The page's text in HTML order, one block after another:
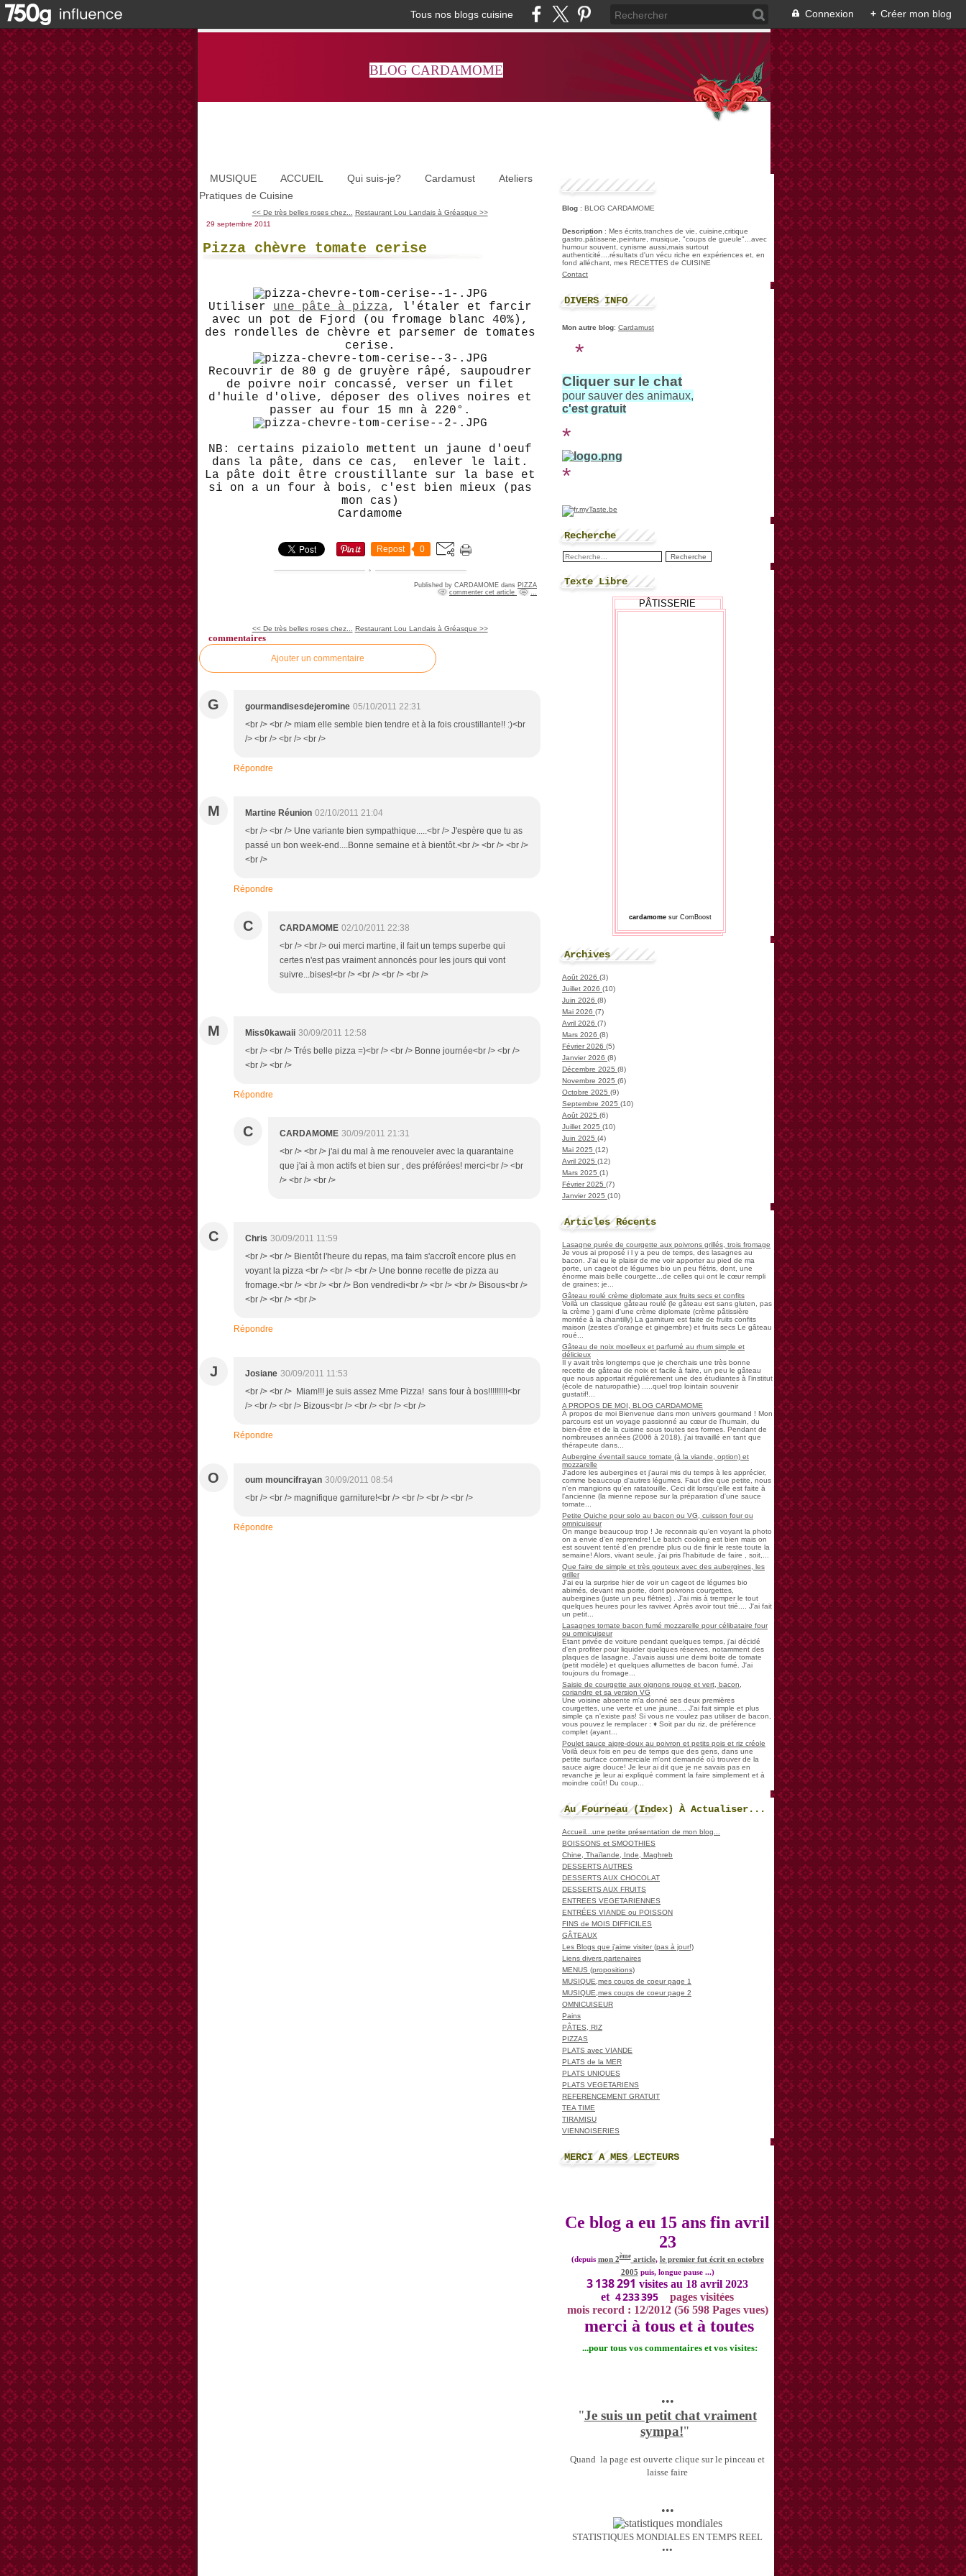
Tous nos blogs cuisine Connexion + Créer mon blog
BLOG CARDAMOME
MUSIQUE ACCUEIL Qui suis-je? Cardamust
Ateliers
Pratiques de Cuisine
<< De très belles roses chez...
Restaurant Lou Landais à Gréasque >>
29 septembre 2011
Pizza chèvre tomate cerise
Utiliser une pâte à pizza, l'étaler et farcir
avec un pot de Fjord (ou fromage blanc 40%),
des rondelles de chèvre et parsemer de tomates
cerise.
Recouvrir de 80 g de gruyère râpé, saupoudrer
de poivre noir concassé, verser un filet
d'huile d'olive, déposer des olives noires et
passer au four 15 mn à 220°.
NB: certains pizaiolo mettent un jaune d'oeuf
dans la pâte, dans ce cas, enlever le lait.
La pâte doit être croustillante sur la base et
si on a un four à bois, c'est bien mieux (pas
mon cas)
Cardamome
Repost 0
Published by CARDAMOME dans PIZZA
commenter cet article
…
<< De très belles roses chez... Restaurant Lou Landais à Gréasque >>
commentaires
Ajouter un commentaire
G gourmandisesdejeromine 05/10/2011 22:31
<br /> <br /> miam elle semble bien tendre et à la fois croustillante!! :)<br
/> <br /> <br /> <br />
Répondre
M Martine Réunion 02/10/2011 21:04
<br /> <br /> Une variante bien sympathique.....<br /> J'espère que tu as
passé un bon week-end....Bonne semaine et à bientôt.<br /> <br /> <br />
<br />
Répondre
C CARDAMOME 02/10/2011 22:38
<br /> <br /> oui merci martine, il fait un temps superbe qui
certes n'est pas vraiment annoncés pour les jours qui vont
suivre...bises!<br /> <br /> <br /> <br />
M Miss0kawaii 30/09/2011 12:58
<br /> <br /> Trés belle pizza =)<br /> <br /> Bonne journée<br /> <br />
<br /> <br />
Répondre
C CARDAMOME 30/09/2011 21:31
<br /> <br /> j'ai du mal à me renouveler avec la quarantaine
que j'ai à mon actifs et bien sur , des préférées! merci<br /> <br
/> <br /> <br />
C Chris 30/09/2011 11:59
<br /> <br /> Bientôt l'heure du repas, ma faim s'accroît encore plus en
voyant la pizza <br /> <br /> <br /> Une bonne recette de pizza au
fromage.<br /> <br /> <br /> Bon vendredi<br /> <br /> <br /> Bisous<br />
<br /> <br /> <br />
Répondre
J Josiane 30/09/2011 11:53
<br /> <br /> Miam!!! je suis assez Mme Pizza! sans four à bos!!!!!!!!!<br
/> <br /> <br /> Bizous<br /> <br /> <br /> <br />
Répondre
O oum mouncifrayan 30/09/2011 08:54
<br /> <br /> magnifique garniture!<br /> <br /> <br /> <br />
Répondre
Blog : BLOG CARDAMOME
Description : Mes écrits,tranches de vie, cuisine,critique
gastro,pâtisserie,peinture, musique, "coups de gueule"...avec
humour souvent, cynisme aussi,mais surtout
authenticité....résultats d'un vécu riche en expériences et, en
fond alléchant, mes RECETTES de CUISINE
Contact
DIVERS INFO
Mon autre blog: Cardamust
*
Cliquer sur le chat
pour sauver des animaux,
c'est gratuit
*
*
Recherche
Texte Libre
PÂTISSERIE
cardamome sur ComBoost
Archives
Août 2026 (3)
Juillet 2026 (10)
Juin 2026 (8)
Mai 2026 (7)
Avril 2026 (7)
Mars 2026 (8)
Février 2026 (5)
Janvier 2026 (8)
Décembre 2025 (8)
Novembre 2025 (6)
Octobre 2025 (9)
Septembre 2025 (10)
Août 2025 (6)
Juillet 2025 (10)
Juin 2025 (4)
Mai 2025 (12)
Avril 2025 (12)
Mars 2025 (1)
Février 2025 (7)
Janvier 2025 (10)
Articles Récents
Lasagne purée de courgette aux poivrons grillés, trois fromage
Je vous ai proposé i l y a peu de temps, des lasagnes au
bacon. J'ai eu le plaisir de me voir apporter au pied de ma
porte, un cageot de légumes bio un peu flétris, dont, une
énorme mais belle courgette...de celles qui ont le cœur rempli
de graines; je...
Gâteau roulé crème diplomate aux fruits secs et confits
Voilà un classique gâteau roulé (le gâteau est sans gluten, pas
la crème ) garni d'une crème diplomate (crème pâtissière
montée à la chantilly) La garniture est faite de fruits confits
maison (zestes d'orange et gingembre) et fruits secs Le gâteau
roué...
Gâteau de noix moelleux et parfumé au rhum simple et
délicieux
Il y avait très longtemps que je cherchais une très bonne
recette de gâteau de noix et facile à faire, un peu le gâteau
que nous apportait régulièrement une des étudiantes à l'institut
(école de naturopathie) .....quel trop lointain souvenir
gustatif!...
A PROPOS DE MOI, BLOG CARDAMOME
À propos de moi Bienvenue dans mon univers gourmand ! Mon
parcours est un voyage passionné au cœur de l'humain, du
bien-être et de la cuisine sous toutes ses formes. Pendant de
nombreuses années (2006 à 2018), j'ai travaillé en tant que
thérapeute dans...
Aubergine éventail sauce tomate (à la viande, option) et
mozzarelle
J'adore les aubergines et j'aurai mis du temps à les apprécier,
comme beaucoup d'autres légumes. Faut dire que petite, nous
n'en mangions qu'en ratatouille. Ceci dit lorsqu'elle est faite à
l'ancienne (la mienne repose sur la préparation d'une sauce
tomate...
Petite Quiche pour solo au bacon ou VG, cuisson four ou
omnicuiseur
On mange beaucoup trop ! Je reconnais qu'en voyant la photo
on a envie d'en reprendre! Le batch cooking est bien mais on
est souvent tenté d'en prendre plus ou de finir le reste toute la
semaine! Alors, vivant seule, j'ai pris l'habitude de faire , soit,...
Que faire de simple et très gouteux avec des aubergines, les
griller
J'ai eu la surprise hier de voir un cageot de légumes bio
abimés, devant ma porte, dont poivrons courgettes,
aubergines (juste un peu flétries) . J'ai mis à tremper le tout
quelques heures pour les raviver. Après avoir tout trié.... J'ai fait
un petit...
Lasagnes tomate bacon fumé mozzarelle pour célibataire four
ou omnicuiseur
Etant privée de voiture pendant quelques temps, j'ai décidé
d'en profiter pour liquider quelques réserves, notamment des
plaques de lasagne. J'avais aussi une demi boite de tomate
(petit modèle) et quelques allumettes de bacon fumé. J'ai
toujours du fromage...
Saisie de courgette aux oignons rouge et vert, bacon,
coriandre et sa version VG
Une voisine absente m'a donné ses deux premières
courgettes, une verte et une jaune.... J'ai fait simple et plus
simple ça n'existe pas! Si vous ne voulez pas utiliser de bacon,
vous pouvez le remplacer : ♦ Soit par du riz, de préférence
complet (ayant...
Poulet sauce aigre-doux au poivron et petits pois et riz créole
Voilà deux fois en peu de temps que des gens, dans une
petite surface commerciale m'ont demandé où trouver de la
sauce aigre douce! Je leur ai dit que je ne savais pas en
revanche je leur ai expliqué comment la faire simplement et à
moindre coût! Du coup...
Au Fourneau (Index) À Actualiser...
Accueil...une petite présentation de mon blog...
BOISSONS et SMOOTHIES
Chine, Thaïlande, Inde, Maghreb
DESSERTS AUTRES
DESSERTS AUX CHOCOLAT
DESSERTS AUX FRUITS
ENTREES VEGETARIENNES
ENTRÉES VIANDE ou POISSON
FINS de MOIS DIFFICILES
GÂTEAUX
Les Blogs que j'aime visiter (pas à jour!)
Liens divers partenaires
MENUS (propositions)
MUSIQUE,mes coups de coeur page 1
MUSIQUE,mes coups de coeur page 2
OMNICUISEUR
Pains
PÂTES, RIZ
PIZZAS
PLATS avec VIANDE
PLATS de la MER
PLATS UNIQUES
PLATS VEGETARIENS
REFERENCEMENT GRATUIT
TEA TIME
TIRAMISU
VIENNOISERIES
MERCI A MES LECTEURS
Ce blog a eu 15 ans fin avril
23
(depuis mon 2èmearticle, le premier fut écrit en octobre
2005 puis, longue pause ...)
3 138 291 visites au 18 avril 2023
et 4 233 395
pages visitées
mois record : 12/2012 (56 598 Pages vues)
merci à tous et à toutes
...pour tous vos commentaires et vos visites:
•••
"Je suis un petit chat vraiment
sympa!"
Quand la page est ouverte clique sur le pinceau et
laisse faire
•••
STATISTIQUES MONDIALES EN TEMPS REEL
•••